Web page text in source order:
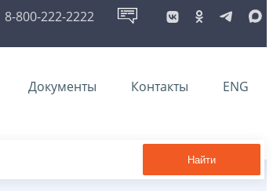
8-800-222-2222
Документы Контакты ENG
Найти